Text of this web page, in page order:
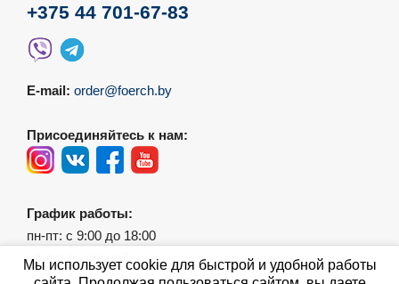
+375 44 701-67-83
E-mail: order@foerch.by
Присоединяйтесь к нам:
График работы:
пн-пт: с 9:00 до 18:00
сб-вс: выходной
Мы использует cookie для быстрой и удобной работы